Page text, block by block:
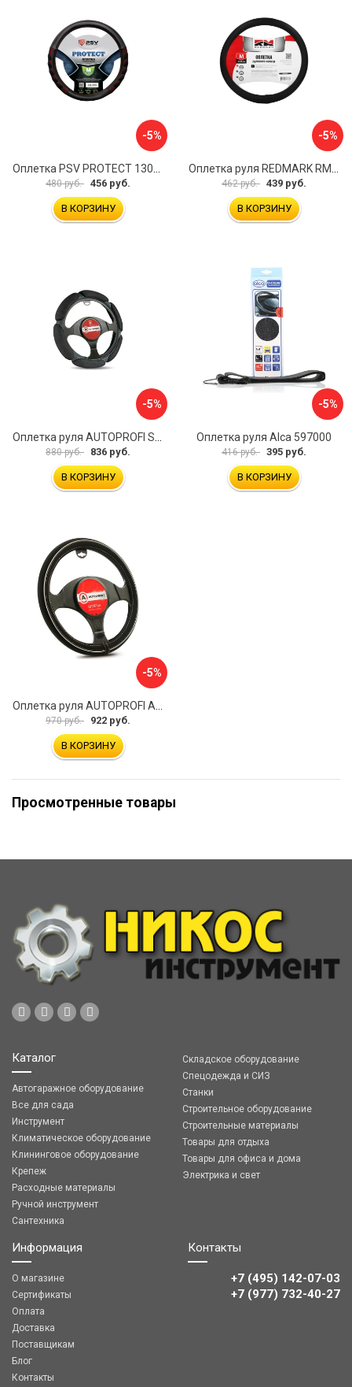
-5%
Оплетка PSV PROTECT 130503
480 руб. 456 руб.
В КОРЗИНУ
-5%
Оплетка руля REDMARK RM78002
462 руб. 439 руб.
В КОРЗИНУ
-5%
880 руб. 836 руб.
В КОРЗИНУ
-5%
Оплетка руля Alca 597000
416 руб. 395 руб.
В КОРЗИНУ
-5%
970 руб. 922 руб.
В КОРЗИНУ
Просмотренные товары
Каталог
Автогаражное оборудование
Все для сада
Инструмент
Климатическое оборудование
Клининговое оборудование
Крепеж
Расходные материалы
Ручной инструмент
Сантехника
Складское оборудование
Спецодежда и СИЗ
Станки
Строительное оборудование
Строительные материалы
Товары для отдыха
Товары для офиса и дома
Электрика и свет
Информация
О магазине
Сертификаты
Оплата
Доставка
Поставщикам
Блог
Контакты
Контакты
+7 (495) 142-07-03
‎‎+7 (977) 732-40-27